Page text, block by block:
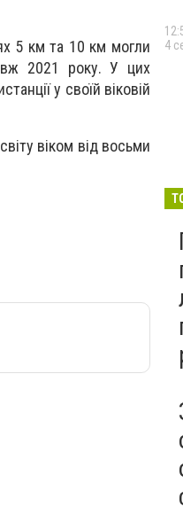
5 км та 10 км могли
2021 року. У цих
у своїй віковій
віком від восьми
4